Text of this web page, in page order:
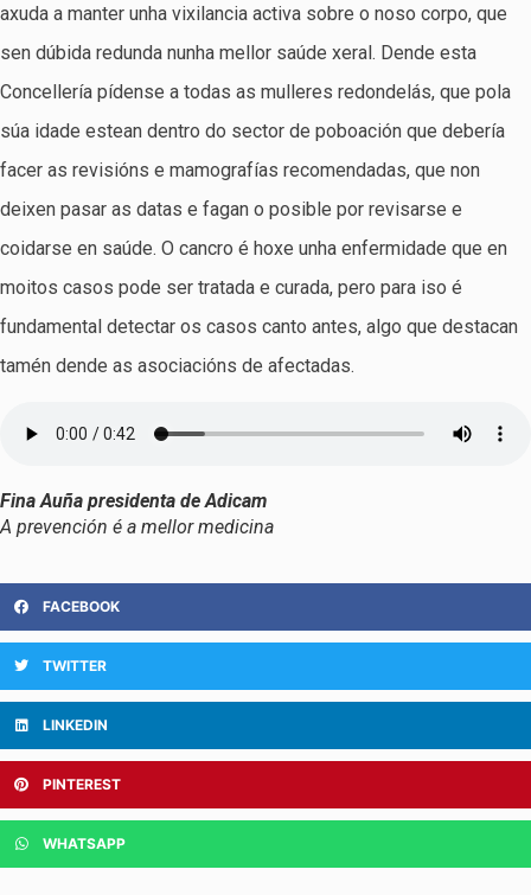
axuda a manter unha vixilancia activa sobre o noso corpo, que
sen dúbida redunda nunha mellor saúde xeral. Dende esta
Concellería pídense a todas as mulleres redondelás, que pola
súa idade estean dentro do sector de poboación que debería
facer as revisións e mamografías recomendadas, que non
deixen pasar as datas e fagan o posible por revisarse e
coidarse en saúde. O cancro é hoxe unha enfermidade que en
moitos casos pode ser tratada e curada, pero para iso é
fundamental detectar os casos canto antes, algo que destacan
tamén dende as asociacións de afectadas.
Fina Auña presidenta de Adicam
A prevención é a mellor medicina
FACEBOOK
TWITTER
LINKEDIN
PINTEREST
WHATSAPP